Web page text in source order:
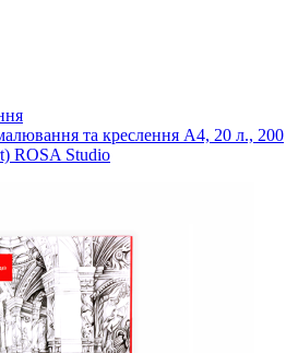
та креслення А4, 20 л., 200
ROSA Studio